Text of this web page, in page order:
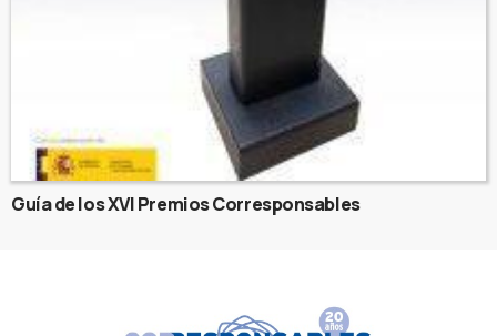
Guía de los XVI Premios Corresponsables